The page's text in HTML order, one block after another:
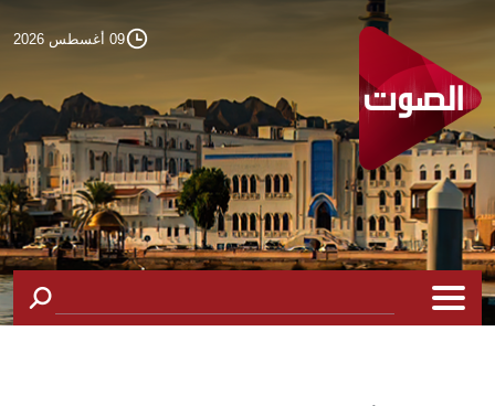
09 أغسطس 2026